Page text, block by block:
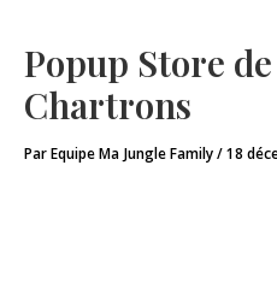
Popup Store
Chartrons
ParEquipe Ma Jungle Family/18